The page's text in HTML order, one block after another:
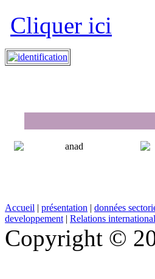
Cliquer ici
Accueil | présentation | données
developpement | Relations
Copyright ©